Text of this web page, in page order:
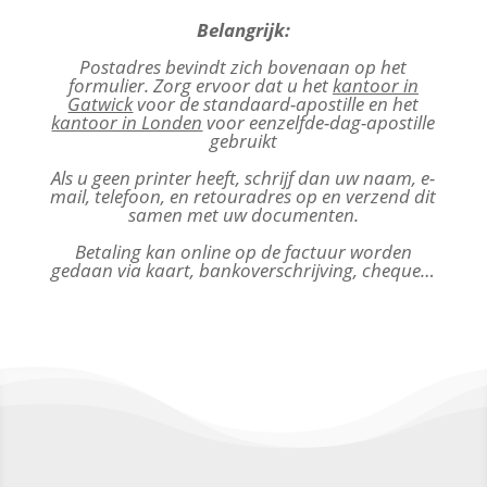
Belangrijk:
Postadres bevindt zich bovenaan op het
formulier. Zorg ervoor dat u hetkantoor in
Gatwickvoor de standaard-apostille en het
kantoor in Londen voor eenzelfde-dag-apostille
gebruikt
Als u geen printer heeft, schrijf dan uw naam, e-
mail, telefoon, en retouradres op en verzend dit
samen met uw documenten.
Betaling kan online op de factuur worden
gedaan via kaart, bankoverschrijving, cheque…